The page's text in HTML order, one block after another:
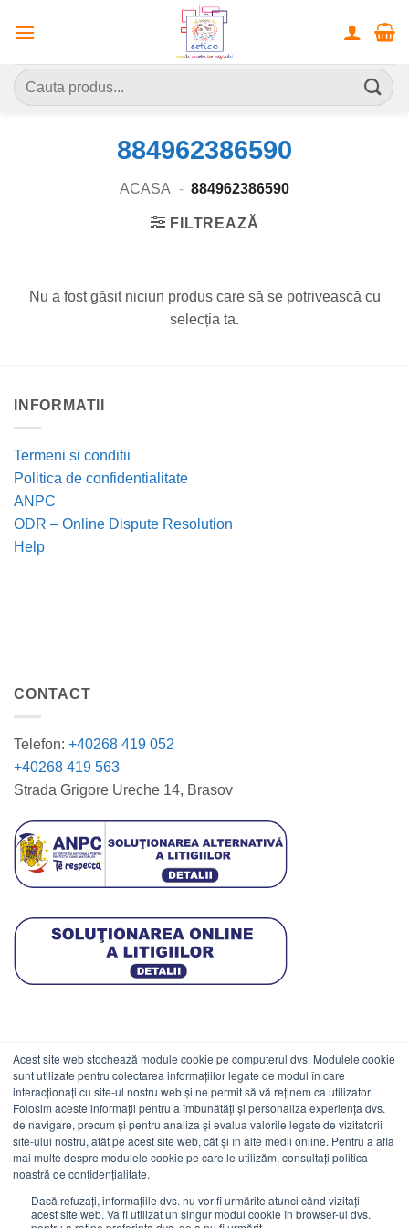
Acest site web stochează module cookie pe computerul dvs. Modulele cookie
sunt utilizate pentru colectarea informațiilor legate de modul în care
interacționați cu site-ul nostru web și ne permit să vă reținem ca utilizator.
Folosim aceste informații pentru a îmbunătăți și personaliza experiența dvs.
de navigare, precum și pentru analiza și evalua valorile legate de vizitatorii
site-ului nostru, atât pe acest site web, cât și în alte medii online. Pentru a afla
mai multe despre modulele cookie pe care le utilizăm, consultați politica
noastră de confidențialitate.
Dacă refuzați, informațiile dvs. nu vor fi urmărite atunci când vizitați
acest site web. Va fi utilizat un singur modul cookie în browser-ul dvs.
Caută
după:
884962386590
ACASA - 884962386590
FILTREAZĂ
Nu a fost găsit niciun produs care să se potrivească cu
selecția ta.
INFORMATII
Termeni si conditii
Politica de confidentialitate
ANPC
ODR – Online Dispute Resolution
Help
CONTACT
Telefon: +40268 419 052
+40268 419 563
Strada Grigore Ureche 14, Brasov
DATE COMERCIALE
ESTICO S.R.L.
CIF: RO1094402.
Reg.Com: J08/469/1991.